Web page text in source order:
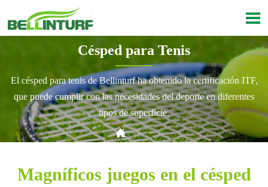

Césped para Tenis
El césped para tenis de Bellinturf ha obtenido la certificación ITF,
que puede cumplir con las necesidades del deporte en diferentes
tipos de superficie.

Magníficos juegos en el césped